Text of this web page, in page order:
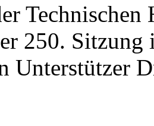
250. Sitzung
Unterstützer